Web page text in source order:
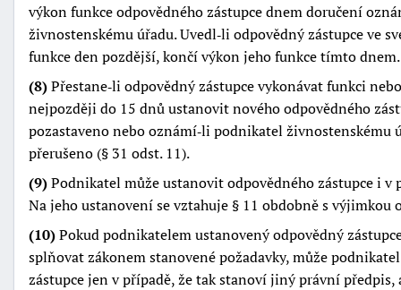
výkon funkce odpovědného zástupce dnem doručení
živnostenskému úřadu. Uvedl‑li odpovědný zástupce ve
funkce den pozdější, končí výkon jeho funkce tímto dnem.
(8)Přestane‑li odpovědný zástupce vykonávat funkci
nejpozději do 15 dnů ustanovit nového odpovědného
pozastaveno nebo oznámí‑li podnikatel živnostenskému
přerušeno (§ 31 odst. 11).
(9)Podnikatel může ustanovit odpovědného zástupce i v
Na jeho ustanovení se vztahuje § 11 obdobně s výjimkou
(10)Pokud podnikatelem ustanovený odpovědný
splňovat zákonem stanovené požadavky, může
zástupce jen v případě, že tak stanoví jiný právní